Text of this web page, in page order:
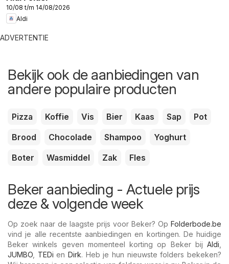
10/08 t/m 14/08/2026
Aldi
ADVERTENTIE
Bekijk ook de aanbiedingen van
andere populaire producten
Pizza Koffie Vis Bier Kaas Sap
Pot
Brood
Chocolade Shampoo
Yoghurt
Boter
Wasmiddel Zak Fles
Beker aanbieding - Actuele prijs
deze & volgende week
Op zoek naar de laagste prijs voor Beker? Op Folderbode.be
vind je alle recentste aanbiedingen en kortingen. De huidige
Beker winkels geven momenteel korting op Beker bij Aldi
JUMBO
TEDi enDirk. Heb je hun nieuwste folders bekeken?